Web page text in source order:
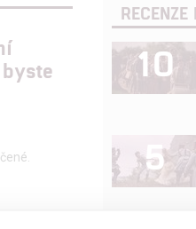
RECENZE
10
5